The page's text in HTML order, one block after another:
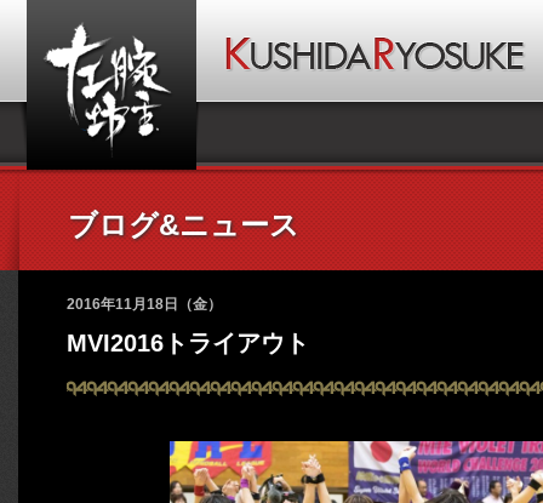
ブログ&ニュース
2016年11月18日（金）
MVI2016トライアウト